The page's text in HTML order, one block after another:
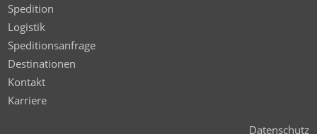
Spedition
Logistik
Speditionsanfrage
Destinationen
Kontakt
Karriere
Datenschutz